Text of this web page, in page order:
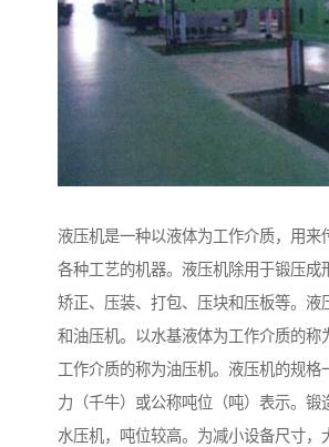
液压机是一种以液体为工作介质，用来
各种工艺的机器。液压机除用于锻压成
矫正、压装、打包、压块和压板等。液
和油压机。以水基液体为工作介质的称
工作介质的称为油压机。液压机的规格
力（千牛）或公称吨位（吨）表示。锻
水压机，吨位较高。为减小设备尺寸，